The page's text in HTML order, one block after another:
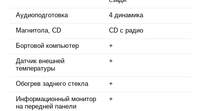
Аудиоподготовка 4 динамика
Магнитола, CD CD с радио
Бортовой компьютер +
Датчик внешней
температуры
+
Обогрев заднего стекла +
Информационный монитор
на передней панели
+